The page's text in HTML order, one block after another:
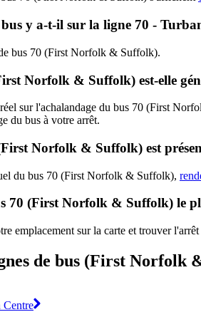
y a-t-il sur la ligne 70 -
bus 70 (First Norfolk & Suffolk).
Norfolk & Suffolk) est-elle
sur l'achalandage du bus 70 (First
du bus à votre arrêt.
Norfolk & Suffolk) est
du bus 70 (First Norfolk & Suffolk),
70 (First Norfolk & Suffolk) le
emplacement sur la carte et trouver
de bus (First Norfolk
Centre